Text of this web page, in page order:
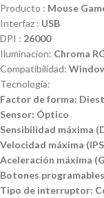
Producto : Mouse
Interfaz : USB
DPI : 26000
Iluminacion: Chroma
Compatibilidad:
Tecnología:
Factor de forma:
Sensor: Óptico
Sensibilidad máxima
Velocidad máxima
Aceleración máxima
Botones
Tipo de interruptor: